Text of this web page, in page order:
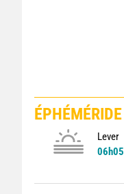
ÉPHÉMÉRIDE
Lever
06h05